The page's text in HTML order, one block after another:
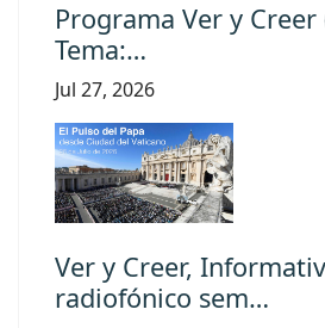
Programa Ver y
Tema:…
Jul 27, 2026
Ver y Creer,
radiofónico sem…